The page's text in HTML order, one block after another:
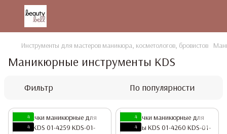
Инструменты для мастеров маникюра, косметологов, бровистов
Маникюрные инструменты KDS
Фильтр По популярности
4
4
4
4